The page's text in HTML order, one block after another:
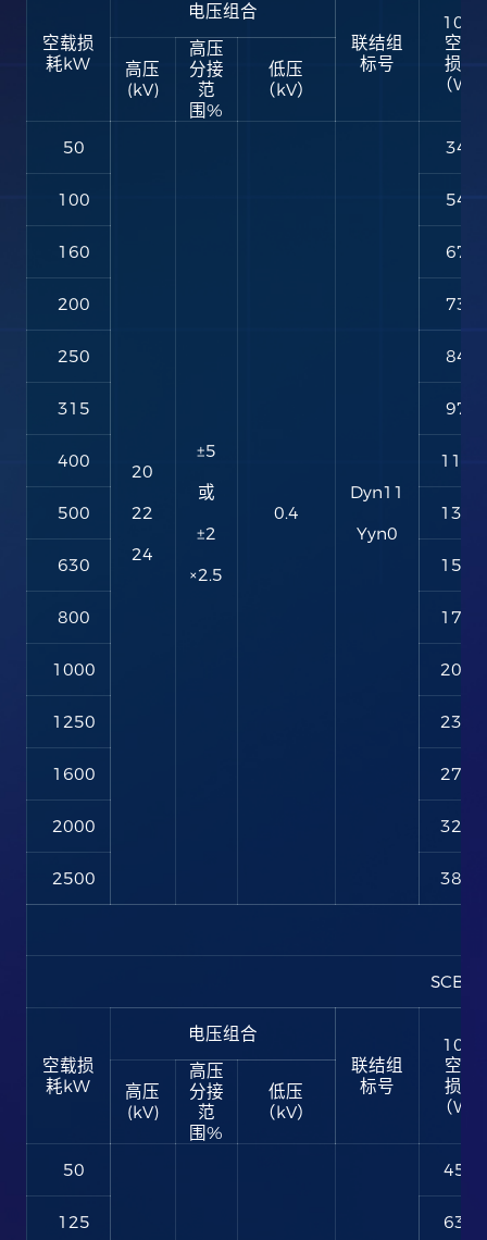
空载损
耗kW
电压组合
联结组
标号
10型
空载
损耗
（W
高压
(kV)
高压
分接
范
围%
低压
（kV）
50
20
22
24
±5
或
±2
×2.5
0.4
Dyn11
Yyn0
340
100 540
160 670
200 730
250 840
315 970
400 1150
500 1350
630 1530
800 1750
1000 2070
1250 2380
1600 2790
2000 3240
2500 3870
空载损
耗kW
电压组合
联结组
标号
10型
空载
损耗
（W
高压
(kV)
高压
分接
范
围%
低压
（kV）
50 450
125 630